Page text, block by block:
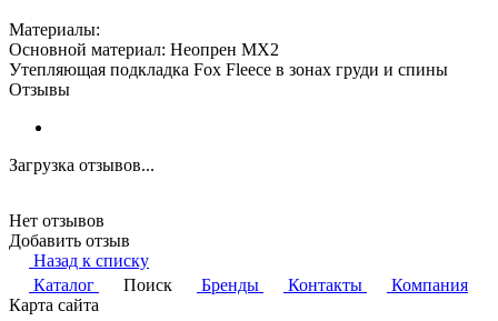
Материалы:
Основной материал: Неопрен MX2
Утепляющая подкладка Fox Fleece в зонах груди и спины
Отзывы
Загрузка отзывов...
Нет отзывов
Добавить отзыв
Назад к списку
Каталог
Поиск Бренды Контакты
Компания
Карта сайта